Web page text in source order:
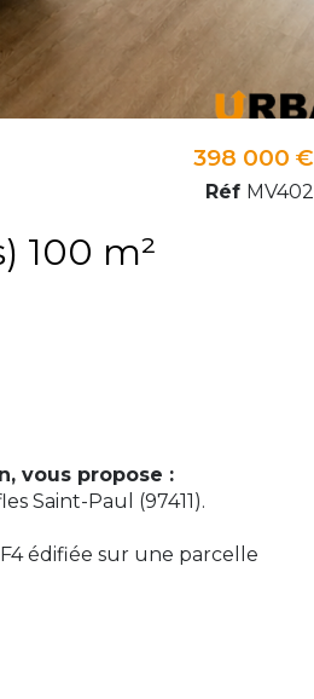
Villa 4 pièce(s) 3 chambre(s) 100 m²
398 000 €
Réf MV402
vous propose :
Saint-Paul (97411).
édifiée sur une parcelle
permettant un accueil
belle vue sur l’océan, le tout